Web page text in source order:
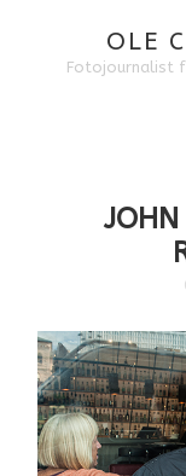
OLE
Fotojournalist